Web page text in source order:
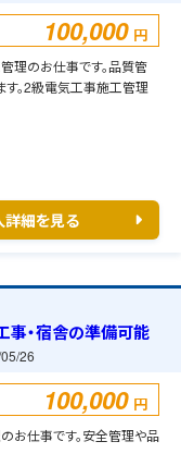
100,000 円
理のお仕事です。品質管
。2級電気工事施工管理
詳細を見る
事・宿舎の準備可能
26
100,000 円
お仕事です。安全管理や品